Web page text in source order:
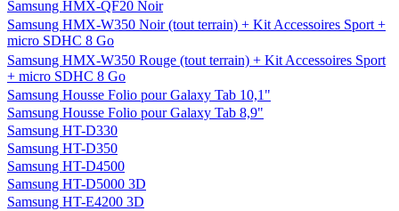
Samsung HMX-QF20 Noir
Samsung HMX-W350 Noir (tout terrain) + Kit Accessoires Sport +
micro SDHC 8 Go
Samsung HMX-W350 Rouge (tout terrain) + Kit Accessoires Sport
+ micro SDHC 8 Go
Samsung Housse Folio pour Galaxy Tab 10,1"
Samsung Housse Folio pour Galaxy Tab 8,9"
Samsung HT-D330
Samsung HT-D350
Samsung HT-D4500
Samsung HT-D5000 3D
Samsung HT-E4200 3D